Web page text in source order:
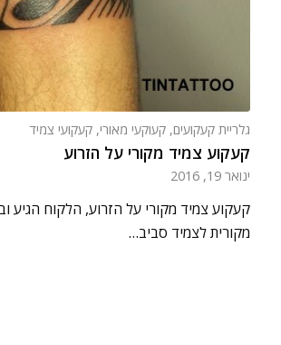
גלריית קעקועים, קעוקעי מאורי, קעקועי צמיד
קעקוע צמיד מקורי על הזרוע
ינואר 19, 2016
קעקוע צמיד מקורי על הזרוע, הלקוח הגיע
מקורית לצמיד סביב…